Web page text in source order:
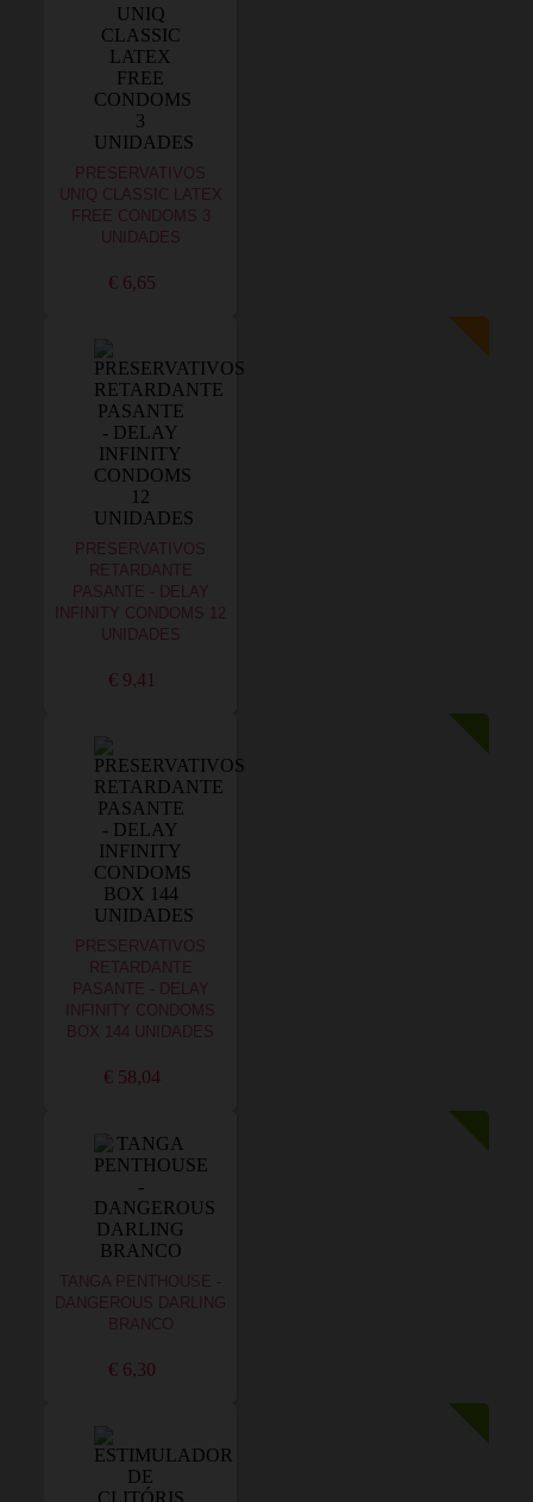
PRESERVATIVOS
UNIQ CLASSIC LATEX
FREE CONDOMS 3
UNIDADES
€ 6,65
PRESERVATIVOS
RETARDANTE
PASANTE - DELAY
INFINITY CONDOMS 12
UNIDADES
€ 9,41
PRESERVATIVOS
RETARDANTE
PASANTE - DELAY
INFINITY CONDOMS
BOX 144 UNIDADES
€ 58,04
TANGA PENTHOUSE -
DANGEROUS DARLING
BRANCO
€ 6,30